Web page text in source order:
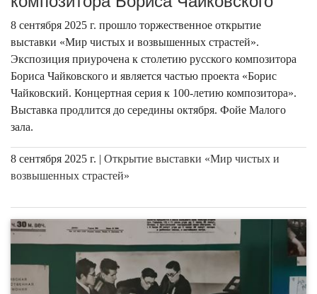
8 сентября 2025 г. прошло торжественное открытие
выставки «Мир чистых и возвышенных страстей».
Экспозиция приурочена к столетию русского композитора
Бориса Чайковского и является частью проекта «Борис
Чайковский. Концертная серия к 100-летию композитора».
Выставка продлится до середины октября. Фойе Малого
зала.
8 сентября 2025 г. | Открытие выставки «Мир чистых и
возвышенных страстей»